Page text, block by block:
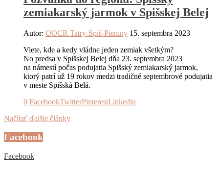
zemiakarský jarmok v Spišskej Belej
Autor: OOCR Tatry-Spiš-Pieniny 15. septembra 2023
Viete, kde a kedy vládne jeden zemiak všetkým?
No predsa v Spišskej Belej dňa 23. septembra 2023
na námestí počas podujatia Spišský zemiakarský jarmok,
ktorý patrí už 19 rokov medzi tradičné septembrové podujatia
v meste Spišská Belá.
0 FacebookTwitterPinterestLinkedin
Načítať ďalšie články
Facebook
Facebook